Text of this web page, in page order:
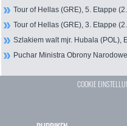
Tour of Hellas (GRE), 5. Etappe
Tour of Hellas (GRE), 3. Etappe
Szlakiem walt mjr. Hubala (POL),
Puchar Ministra Obrony
COOKIE